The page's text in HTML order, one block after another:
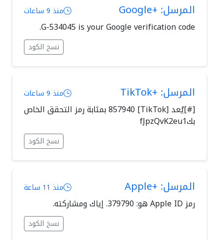
المرسل: +Google منذ 9 ساعات
G-534045 is your Google verification code.
نسخ الكود
المرسل: +TikTok منذ 9 ساعات
[#]يُعد [TikTok] 857940 بمثابة رمز التحقق الخاص
بكfJpzQvK2eu1
نسخ الكود
المرسل: +Apple منذ 11 ساعة
رمز Apple ID هو: 379790. إياك ومشاركته.
نسخ الكود